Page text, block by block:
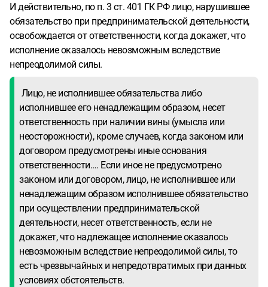
И действительно, по п. 3 ст. 401 ГК РФ лицо, нарушившее
обязательство при предпринимательской деятельности,
освобождается от ответственности, когда докажет, что
исполнение оказалось невозможным вследствие
непреодолимой силы.
Лицо, не исполнившее обязательства либо
исполнившее его ненадлежащим образом, несет
ответственность при наличии вины (умысла или
неосторожности), кроме случаев, когда законом или
договором предусмотрены иные основания
ответственности.… Если иное не предусмотрено
законом или договором, лицо, не исполнившее или
ненадлежащим образом исполнившее обязательство
при осуществлении предпринимательской
деятельности, несет ответственность, если не
докажет, что надлежащее исполнение оказалось
невозможным вследствие непреодолимой силы, то
есть чрезвычайных и непредотвратимых при данных
условиях обстоятельств.